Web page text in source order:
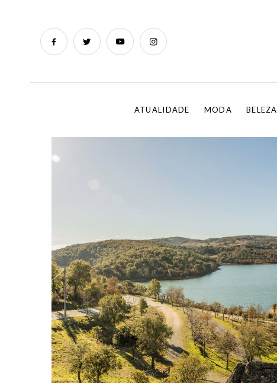
ATUALIDADE MODA BELEZA